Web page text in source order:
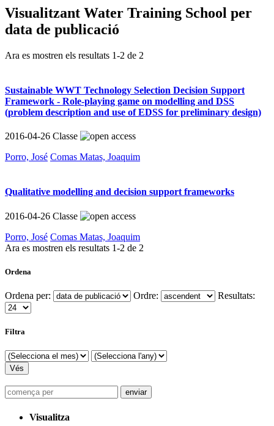
Visualitzant Water Training School per
data de publicació
Ara es mostren els resultats 1-2 de 2
Sustainable WWT Technology Selection Decision Support
Framework - Role-playing game on modelling and DSS
(problem description and use of EDSS for preliminary design)
2016-04-26 Classe
Porro, José Comas Matas, Joaquim
Qualitative modelling and decision support frameworks
2016-04-26 Classe
Porro, José Comas Matas, Joaquim
Ara es mostren els resultats 1-2 de 2
Ordena
Ordena per: Ordre: Resultats:
Filtra
Visualitza